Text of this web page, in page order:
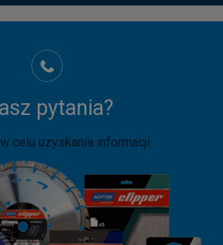
pytania?
celu uzyskania informacji